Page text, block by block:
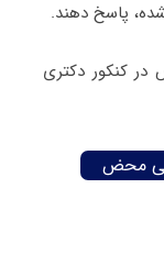
کنکور دکتری
محض